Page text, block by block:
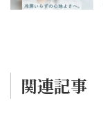
関連記事